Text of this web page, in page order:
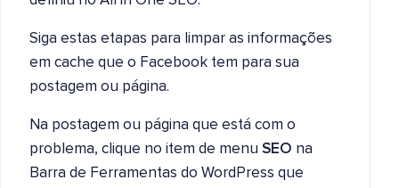
Siga estas etapas para limpar as informações
em cache que o Facebook tem para sua
postagem ou página.
Na postagem ou página que está com o
problema, clique no item de menu SEO na
Barra de Ferramentas do WordPress que